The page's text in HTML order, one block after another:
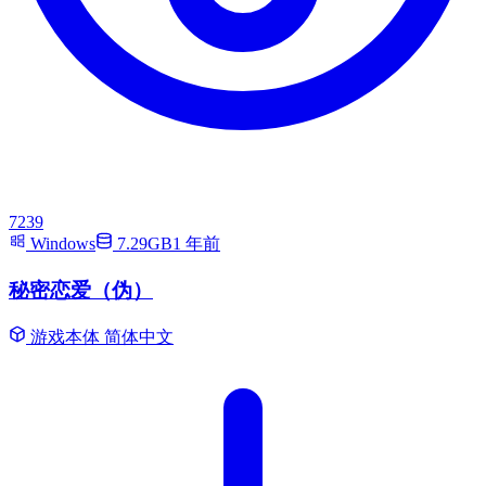
7239
Windows
7.29GB1 年前
秘密恋爱（伪）
游戏本体 简体中文